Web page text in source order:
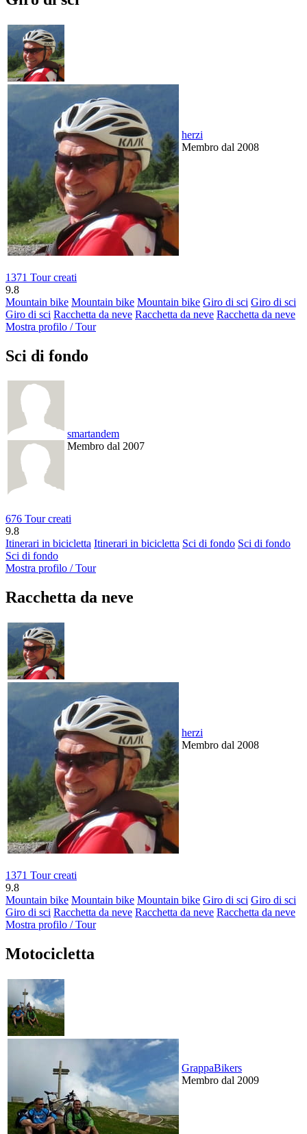
herzi
Membro dal 2008
1371 Tour creati
9.8
Mountain bike Mountain bike Mountain bike Giro di sci Giro di sci
Giro di sci Racchetta da neve Racchetta da neve Racchetta da neve
Mostra profilo / Tour
Sci di fondo
smartandem
Membro dal 2007
676 Tour creati
9.8
Itinerari in bicicletta Itinerari in bicicletta Sci di fondo Sci di fondo
Sci di fondo
Mostra profilo / Tour
Racchetta da neve
herzi
Membro dal 2008
1371 Tour creati
9.8
Mountain bike Mountain bike Mountain bike Giro di sci Giro di sci
Giro di sci Racchetta da neve Racchetta da neve Racchetta da neve
Mostra profilo / Tour
Motocicletta
GrappaBikers
Membro dal 2009